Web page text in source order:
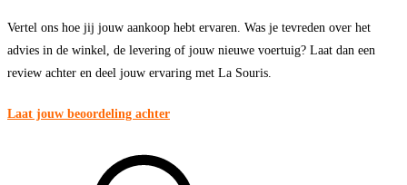
Vertel ons hoe jij jouw aankoop hebt ervaren. Was je tevreden over het
advies in de winkel, de levering of jouw nieuwe voertuig? Laat dan een
review achter en deel jouw ervaring met La Souris.
Laat jouw beoordeling achter